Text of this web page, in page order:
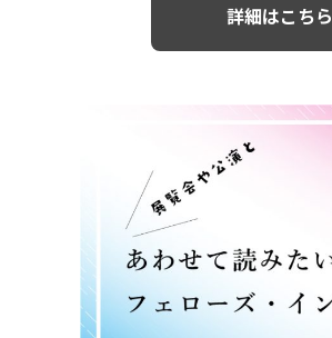
詳細はこちら